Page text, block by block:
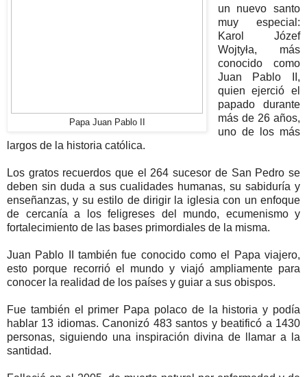
Papa Juan Pablo II
un nuevo santo
muy especial:
Karol Józef
Wojtyła, más
conocido como
Juan Pablo II,
quien ejerció el
papado durante
más de 26 años,
uno de los más
largos de la historia católica.
Los gratos recuerdos que el 264 sucesor de San Pedro se
deben sin duda a sus cualidades humanas, su sabiduría y
enseñanzas, y su estilo de dirigir la iglesia con un enfoque
de cercanía a los feligreses del mundo, ecumenismo y
fortalecimiento de las bases primordiales de la misma.
Juan Pablo II también fue conocido como el Papa viajero,
esto porque recorrió el mundo y viajó ampliamente para
conocer la realidad de los países y guiar a sus obispos.
Fue también el primer Papa polaco de la historia y podía
hablar 13 idiomas. Canonizó 483 santos y beatificó a 1430
personas, siguiendo una inspiración divina de llamar a la
santidad.